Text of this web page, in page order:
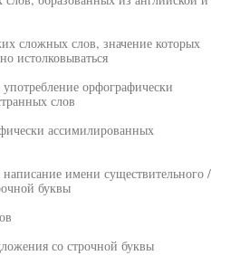
сложных слов, значение которых
истолковываться
орфографически
слов
ассимилированных
имени существительного /
буквы
со строчной буквы